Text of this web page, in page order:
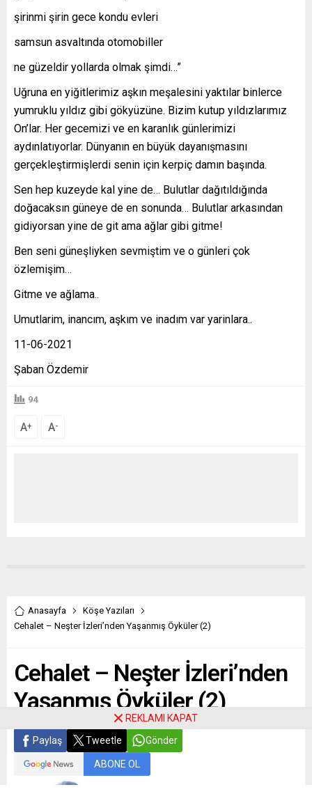
şirinmi şirin gece kondu evleri
samsun asvaltında otomobiller
ne güzeldir yollarda olmak şimdi…”
Uğruna en yiğitlerimiz aşkın meşalesini yaktılar binlerce
yumruklu yıldız gibi gökyüzüne. Bizim kutup yıldızlarımız
On’lar. Her gecemizi ve en karanlık günlerimizi
aydınlatıyorlar. Dünyanın en büyük dayanışmasını
gerçekleştirmişlerdi senin için kerpiç damın başında.
Sen hep kuzeyde kal yine de… Bulutlar dağıtıldığında
doğacaksın güneye de en sonunda… Bulutlar arkasından
gidiyorsan yine de git ama ağlar gibi gitme!
Ben seni güneşliyken sevmiştim ve o günleri çok
özlemişim…
Gitme ve ağlama..
Umutlarim, inancım, aşkım ve inadım var yarinlara..
11-06-2021
Şaban Özdemir
94
A+ A-
Anasayfa
Köşe Yazıları
Cehalet – Neşter İzleri’nden Yaşanmış Öyküler (2)
Cehalet – Neşter İzleri’nden
Yaşanmış Öyküler (2)
Paylaş Tweetle Gönder
ABONE OL
REKLAMI KAPAT